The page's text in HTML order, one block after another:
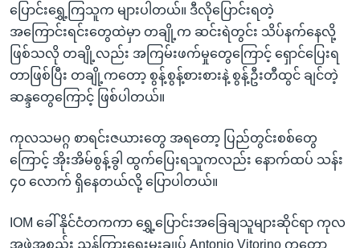
ပြောင်းရွှေ့ကြသူက များပါတယ်။ ဒီလိုပြောင်းရတဲ့
အကြောင်းရင်းတွေထဲမှာ တချို့က ဆင်းရဲတွင်း သိပ်နက်နေလို့
ဖြစ်သလို တချို့လည်း အကြမ်းဖက်မှုတွေကြောင့် ရှောင်ပြေးရ
တာဖြစ်ပြီး တချို့ကတော့ စွန့်စွန့်စားစားနဲ့ စွန့်ဦးတီထွင် ချင်တဲ့
ဆန္ဒတွေကြောင့် ဖြစ်ပါတယ်။
ကုလသမဂ္ဂ စာရင်းဇယားတွေ အရတော့ ပြည်တွင်းစစ်တွေ
ကြောင့် အိုးအိမ်စွန့်ခွါ ထွက်ပြေးရသူကလည်း နောက်ထပ် သန်း
၄၀ လောက် ရှိနေတယ်လို့ ပြောပါတယ်။
IOM ခေါ် နိုင်ငံတကကာ ရွှေ့ပြောင်းအခြေချသူများဆိုင်ရာ ကုလ
အဖွဲ့အစည်း ညွှန်ကြားရေးမှုးချုပ် Antonio Vitorino ကတော့